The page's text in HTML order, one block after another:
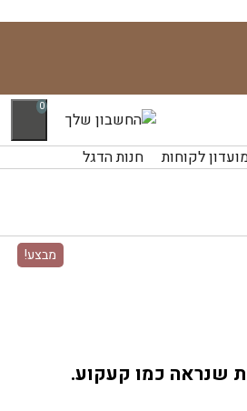
0
לקוחות חנות הדגל
מבצע!